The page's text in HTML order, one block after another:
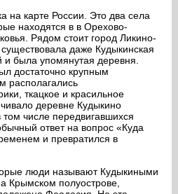
на карте России. Это два села
находятся в в Орехово-
Рядом стоит город Ликино-
даже Кудыкинская
и была упомянутая деревня.
достаточно крупным
располагались
ткацкое и красильное
деревне Кудыкино
числе передвигавшихся
ответ на вопрос «Куда
и превратился в
люди называют Кудыкиными
Крымском полуострове,